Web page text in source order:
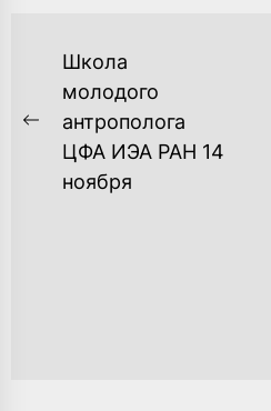
НАВИГАЦИЯ
ЗАПИСЯМ
Previous
post:
Школа
молодого
антрополога
ЦФА ИЭА РАН 14
ноября